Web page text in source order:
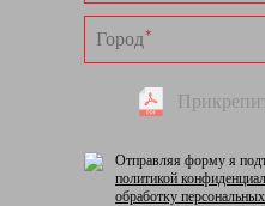
Город*
Отправляя форму я
политикой
обработку